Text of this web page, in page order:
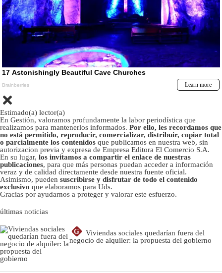
Estimado(a) lector(a)
En Gestión, valoramos profundamente la labor periodística que
realizamos para mantenerlos informados. Por ello, les recordamos que
no está permitido, reproducir, comercializar, distribuir, copiar total
o parcialmente los contenidos que publicamos en nuestra web, sin
autorizacion previa y expresa de Empresa Editora El Comercio S.A.
En su lugar, los invitamos a compartir el enlace de nuestras
publicaciones, para que más personas puedan acceder a información
veraz y de calidad directamente desde nuestra fuente oficial.
Asimismo, pueden suscribirse y disfrutar de todo el contenido
exclusivo que elaboramos para Uds.
Gracias por ayudarnos a proteger y valorar este esfuerzo.
últimas noticias
G
Viviendas sociales quedarían fuera del
negocio de alquiler: la propuesta del gobierno